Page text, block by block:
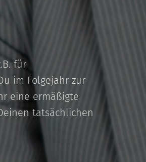
für
im Folgejahr zur
eine ermäßigte
tatsächlichen